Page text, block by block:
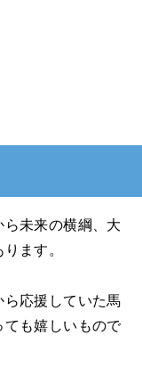
未来の横綱、大
ます。
応援していた馬
ても嬉しいもので